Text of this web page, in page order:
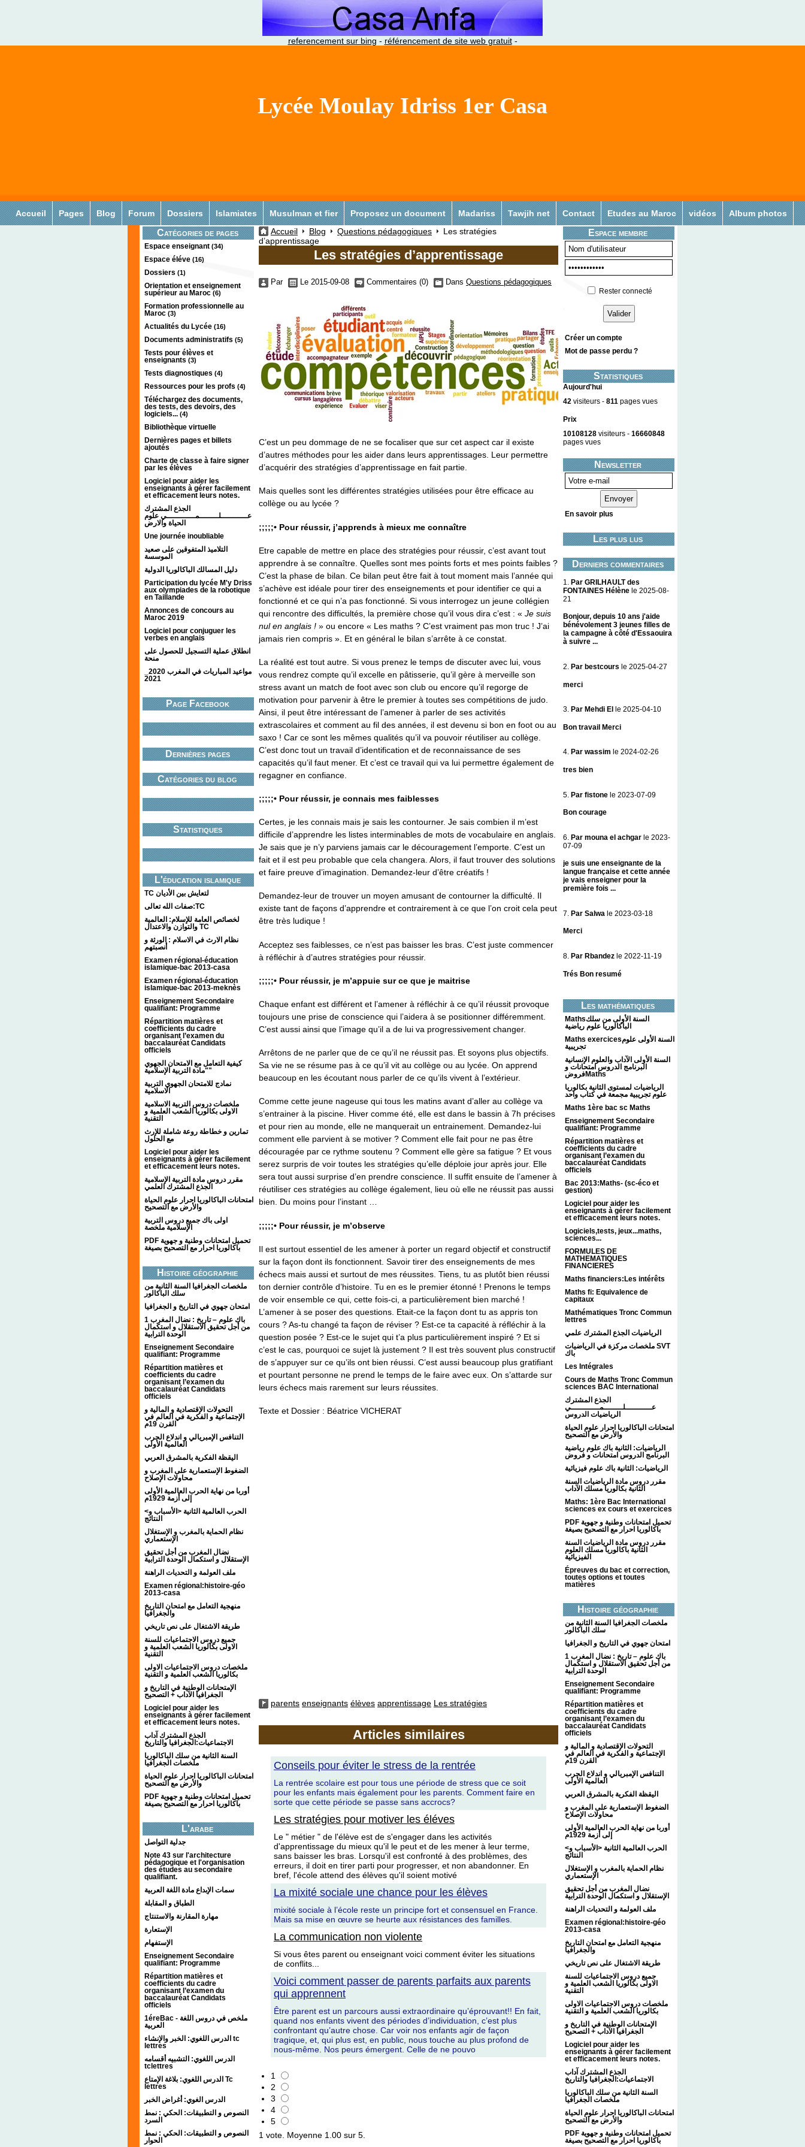
referencement sur bing - référencement de site web gratuit-
Lycée Moulay Idriss 1er Casa
Accueil Pages Blog Forum Dossiers Islamiates Musulman et fier Proposez un document Madariss Tawjih net Contact Etudes au Maroc vidéos Album photos
Catégories de pages
Espace enseignant (34)
Espace éléve (16)
Dossiers (1)
Orientation et enseignement
supérieur au Maroc (6)
Formation professionnelle au
Maroc (3)
Actualités du Lycée (16)
Documents administratifs (5)
Tests pour élèves et
enseignants (3)
Tests diagnostiques (4)
Ressources pour les profs (4)
Téléchargez des documents,
des tests, des devoirs, des
logiciels... (4)
Bibliothèque virtuelle
Dernières pages et billets
ajoutés
Charte de classe à faire signer
par les élèves
Logiciel pour aider les
enseignants à gérer facilement
et efficacement leurs notes.
الجذع المشترك
عـــــــــــلــــــــمــــــــــــي علوم
الحياة والارض
Une journée inoubliable
التلاميذ المتفوقين على صعيد
الموسسة
دليل المسالك الباكالوريا الدولية
Participation du lycée M'y Driss
aux olympiades de la robotique
en Taillande
Annonces de concours au
Maroc 2019
Logiciel pour conjuguer les
verbes en anglais
انطلاق عملية التسجيل للحصول على
منحة
2021
Page Facebook
Dernières pages
Catégories du blog
Statistiques
L'éducation islamique
TC لتعايش بين الأديان
صفات الله تعالى:TC
لخصائص العامة للإسلام: العالمية
والتوازن والاعتدال TC
نظام الارث في الاسلام : الورثة و
أنصبتهم
Examen régional-éducation
islamique-bac 2013-casa
Examen régional-éducation
islamique-bac 2013-meknès
Enseignement Secondaire
qualifiant: Programme
Répartition matières et
coefficients du cadre
organisant l’examen du
baccalauréat Candidats
officiels
كيفية التعامل مع الامتحان الجهوي
"مادة التربية الإسلامية"
نمادج للامتحان الجهوي التربية
الاسلامية
ملخصات دروس التربية الاسلامية
الاولى بكالوريا الشعب العلمية و
التقنية
تمارين و خطاطة روعة شاملة للإرث
مع الحلول
Logiciel pour aider les
enseignants à gérer facilement
et efficacement leurs notes.
مقرر دروس مادة التربية الإسلامية
الجذع المشترك العلمي
امتحانات الباكالوريا احرار علوم الحياة
والأرض مع التصحيح
اولى باك جميع دروس التربية
الإسلامية ملخصة
PDF تحميل امتحانات وطنية و جهوية
باكالوريا احرار مع التصحيح بصيغة
Histoire géographie
ملخصات الجغرافيا السنة الثانية من
سلك الباكالور
امتحان جهوي في التاريخ و الجغرافيا
1 باك علوم – تاريخ : نضال المغرب
من أجل تحقيق الاستقلال و استكمال
الوحدة الترابية
Enseignement Secondaire
qualifiant: Programme
Répartition matières et
coefficients du cadre
organisant l’examen du
baccalauréat Candidats
officiels
التحولات الإقتصادية و المالية و
الإجتماعية و الفكرية في العالم في
القرن 19م
التنافس الإمبريالي و اندلاع الحرب
العالمية الأولى
اليقظة الفكرية بالمشرق العربي
الضغوط الإستعمارية على المغرب و
محاولات الإصلاح
أوربا من نهاية الحرب العالمية الأولى
إلى أزمة 1929م
<الحرب العالمية الثانية <الأسباب و
النتائج
نظام الحماية بالمغرب و الإستغلال
الإستعماري
نضال المغرب من أجل تحقيق
الإستقلال و استكمال الوحدة الترابية
ملف العولمة و التحديات الراهنة
Examen régional:histoire-géo
2013-casa
منهجية التعامل مع امتحان التاريخ
والجغرافيا
طريقة الاشتغال على نص تاريخي
جميع دروس الاجتماعيات للسنة
الاولى بكالوريا الشعب العلمية و
التقنية
ملخصات دروس الاجتماعيات الاولى
بكالوريا الشعب العلمية و التقنية
الإمتحانات الوطنية في التاريخ و
الجغرافيا الآداب + التصحيح
Logiciel pour aider les
enseignants à gérer facilement
et efficacement leurs notes.
الجذع المشترك آداب
الاجتماعيات:الجغرافيا والتاريخ
السنة الثانية من سلك الباكالوريا
ملخصات الجغرافيا
امتحانات الباكالوريا احرار علوم الحياة
والأرض مع التصحيح
PDF تحميل امتحانات وطنية و جهوية
باكالوريا احرار مع التصحيح بصيغة
L'arabe
جدلية التواصل
Note 43 sur l'architecture
pédagogique et l'organisation
des études au secondaire
qualifiant.
سمات الإبداع مادة اللغة العربية
الطباق و المقابلة
مهارة المقارنة والاستنتاج
الإستعارة
الإستفهام
Enseignement Secondaire
qualifiant: Programme
Répartition matières et
coefficients du cadre
organisant l’examen du
baccalauréat Candidats
officiels
1éreBac - ملخص في دروس اللغة
العربية
الدرس اللغوي: الخبر والإنشاء tc
lettres
الدرس اللغوي: التشبيه أقسامه
tclettres
الدرس اللغوي: بلاغة الإمتاع Tc
lettres
الدرس الغوي: أغراض الخبر
النصوص و التطبيقات: الحكي : نمط
السرد
النصوص و التطبيقات: الحكي : نمط
الحوار
Espace membre
Rester connecté
Créer un compte
Mot de passe perdu ?
Statistiques
Aujourd'hui
42 visiteurs - 811 pages vues
Prix
10108128 visiteurs - 16660848
pages vues
Newsletter
En savoir plus
Les plus lus
Derniers commentaires
1.
Par GRILHAULT des
FONTAINES Hélène le 2025-08-
21
Bonjour, depuis 10 ans j'aide
bénévolement 3 jeunes filles de
la campagne à côté d'Essaouira
à suivre ...
2. Par bestcours le 2025-04-27
merci
3. Par Mehdi El le 2025-04-10
Bon travail Merci
4. Par wassim le 2024-02-26
tres bien
5. Par fistone le 2023-07-09
Bon courage
6. Par mouna el achgar le 2023-
07-09
je suis une enseignante de la
langue française et cette année
je vais enseigner pour la
première fois ...
7. Par Salwa le 2023-03-18
Merci
8. Par Rbandez le 2022-11-19
Trés Bon resumé
Les mathématiques
Mathsالسنة الأولى من سلك
الباكالوريا علوم رياضية
Maths exercicesالسنة الأولى علوم
تجريبية
السنة الأولى الآداب والعلوم الإنسانية
البرنامج الدروس امتحانات و
فروضMaths
الرياضيات لمستوى الثانية بكالوريا
علوم تجريبية مجمعة في كتاب واحد
Maths 1ère bac sc Maths
Enseignement Secondaire
qualifiant: Programme
Répartition matières et
coefficients du cadre
organisant l’examen du
baccalauréat Candidats
officiels
Bac 2013:Maths- (sc-éco et
gestion)
Logiciel pour aider les
enseignants à gérer facilement
et efficacement leurs notes.
Logiciels,tests, jeux...maths,
sciences...
FORMULES DE
MATHEMATIQUES
FINANCIERES
Maths financiers:Les intérêts
Maths fi: Equivalence de
capitaux
Mathématiques Tronc Commun
lettres
الرياضيات الجذع المشترك علمي
ملخصات مركزة في الرياضيات SVT
باك
Les Intégrales
Cours de Maths Tronc Commun
sciences BAC International
الجذع المشترك
عـــــــــــلــــــــمــــــــــــي
الرياضيات الدروس
امتحانات الباكالوريا احرار علوم الحياة
والأرض مع التصحيح
الرياضيات: الثانية باك علوم رياضية
البرنامج الدروس امتحانات و فروض
الرياضيات: الثانية باك علوم فيزيائية
مقرر دروس مادة الرياضيات السنة
الثانية بكالوريا مسلك الآداب
Maths: 1ère Bac International
sciences ex cours et exercices
PDF تحميل امتحانات وطنية و جهوية
باكالوريا احرار مع التصحيح بصيغة
مقرر دروس مادة الرياضيات السنة
الثانية باكالوريا مسلك العلوم
الفيزيائية
Épreuves du bac et correction,
toutes options et toutes
matières
Histoire géographie
ملخصات الجغرافيا السنة الثانية من
سلك الباكالور
امتحان جهوي في التاريخ و الجغرافيا
1 باك علوم – تاريخ : نضال المغرب
من أجل تحقيق الاستقلال و استكمال
الوحدة الترابية
Enseignement Secondaire
qualifiant: Programme
Répartition matières et
coefficients du cadre
organisant l’examen du
baccalauréat Candidats
officiels
التحولات الإقتصادية و المالية و
الإجتماعية و الفكرية في العالم في
القرن 19م
التنافس الإمبريالي و اندلاع الحرب
العالمية الأولى
اليقظة الفكرية بالمشرق العربي
الضغوط الإستعمارية على المغرب و
محاولات الإصلاح
أوربا من نهاية الحرب العالمية الأولى
إلى أزمة 1929م
<الحرب العالمية الثانية <الأسباب و
النتائج
نظام الحماية بالمغرب و الإستغلال
الإستعماري
نضال المغرب من أجل تحقيق
الإستقلال و استكمال الوحدة الترابية
ملف العولمة و التحديات الراهنة
Examen régional:histoire-géo
2013-casa
منهجية التعامل مع امتحان التاريخ
والجغرافيا
طريقة الاشتغال على نص تاريخي
جميع دروس الاجتماعيات للسنة
الاولى بكالوريا الشعب العلمية و
التقنية
ملخصات دروس الاجتماعيات الاولى
بكالوريا الشعب العلمية و التقنية
الإمتحانات الوطنية في التاريخ و
الجغرافيا الآداب + التصحيح
Logiciel pour aider les
enseignants à gérer facilement
et efficacement leurs notes.
الجذع المشترك آداب
الاجتماعيات:الجغرافيا والتاريخ
السنة الثانية من سلك الباكالوريا
ملخصات الجغرافيا
امتحانات الباكالوريا احرار علوم الحياة
والأرض مع التصحيح
PDF تحميل امتحانات وطنية و جهوية
باكالوريا احرار مع التصحيح بصيغة
Accueil Blog Questions pédagogiques
Les stratégies
d’apprentissage
Les stratégies d’apprentissage
Par Le 2015-09-08 Commentaires (0) Dans Questions pédagogiques
C’est un peu dommage de ne se focaliser que sur cet aspect car il existe
d’autres méthodes pour les aider dans leurs apprentissages. Leur permettre
d’acquérir des stratégies d’apprentissage en fait partie.
Mais quelles sont les différentes stratégies utilisées pour être efficace au
collège ou au lycée ?
;;;;;• Pour réussir, j’apprends à mieux me connaître
Etre capable de mettre en place des stratégies pour réussir, c’est avant tout
apprendre à se connaître. Quelles sont mes points forts et mes points faibles ?
C’est la phase de bilan. Ce bilan peut être fait à tout moment mais l’année qui
s’achève est idéale pour tirer des enseignements et pour identifier ce qui a
fonctionné et ce qui n’a pas fonctionné. Si vous interrogez un jeune collégien
qui rencontre des difficultés, la première chose qu’il vous dira c’est : « Je suis
nul en anglais ! » ou encore « Les maths ? C’est vraiment pas mon truc ! J’ai
jamais rien compris ». Et en général le bilan s’arrête à ce constat.
La réalité est tout autre. Si vous prenez le temps de discuter avec lui, vous
vous rendrez compte qu’il excelle en pâtisserie, qu’il gère à merveille son
stress avant un match de foot avec son club ou encore qu’il regorge de
motivation pour parvenir à être le premier à toutes ses compétitions de judo.
Ainsi, il peut être intéressant de l’amener à parler de ses activités
extrascolaires et comment au fil des années, il est devenu si bon en foot ou au
saxo ! Car ce sont les mêmes qualités qu’il va pouvoir réutiliser au collège.
C’est donc tout un travail d’identification et de reconnaissance de ses
capacités qu’il faut mener. Et c’est ce travail qui va lui permettre également de
regagner en confiance.
;;;;;• Pour réussir, je connais mes faiblesses
Certes, je les connais mais je sais les contourner. Je sais combien il m’est
difficile d’apprendre les listes interminables de mots de vocabulaire en anglais.
Je sais que je n’y parviens jamais car le découragement l’emporte. C’est un
fait et il est peu probable que cela changera. Alors, il faut trouver des solutions
et faire preuve d’imagination. Demandez-leur d’être créatifs !
Demandez-leur de trouver un moyen amusant de contourner la difficulté. Il
existe tant de façons d’apprendre et contrairement à ce que l’on croit cela peut
être très ludique !
Acceptez ses faiblesses, ce n’est pas baisser les bras. C’est juste commencer
à réfléchir à d’autres stratégies pour réussir.
;;;;;• Pour réussir, je m’appuie sur ce que je maitrise
Chaque enfant est différent et l’amener à réfléchir à ce qu’il réussit provoque
toujours une prise de conscience qui l’aidera à se positionner différemment.
C’est aussi ainsi que l’image qu’il a de lui va progressivement changer.
Arrêtons de ne parler que de ce qu’il ne réussit pas. Et soyons plus objectifs.
Sa vie ne se résume pas à ce qu’il vit au collège ou au lycée. On apprend
beaucoup en les écoutant nous parler de ce qu’ils vivent à l’extérieur.
Comme cette jeune nageuse qui tous les matins avant d’aller au collège va
s’entrainer à la piscine. Hiver comme été, elle est dans le bassin à 7h précises
et pour rien au monde, elle ne manquerait un entrainement. Demandez-lui
comment elle parvient à se motiver ? Comment elle fait pour ne pas être
découragée par ce rythme soutenu ? Comment elle gère sa fatigue ? Et vous
serez surpris de voir toutes les stratégies qu’elle déploie jour après jour. Elle
sera tout aussi surprise d’en prendre conscience. Il suffit ensuite de l’amener à
réutiliser ces stratégies au collège également, lieu où elle ne réussit pas aussi
bien. Du moins pour l’instant …
;;;;;• Pour réussir, je m’observe
Il est surtout essentiel de les amener à porter un regard objectif et constructif
sur la façon dont ils fonctionnent. Savoir tirer des enseignements de mes
échecs mais aussi et surtout de mes réussites. Tiens, tu as plutôt bien réussi
ton dernier contrôle d’histoire. Tu en es le premier étonné ! Prenons le temps
de voir ensemble ce qui, cette fois-ci, a particulièrement bien marché !
L’amener à se poser des questions. Etait-ce la façon dont tu as appris ton
cours ? As-tu changé ta façon de réviser ? Est-ce ta capacité à réfléchir à la
question posée ? Est-ce le sujet qui t’a plus particulièrement inspiré ? Et si
c’est le cas, pourquoi ce sujet là justement ? Il est très souvent plus constructif
de s’appuyer sur ce qu’ils ont bien réussi. C’est aussi beaucoup plus gratifiant
et pourtant personne ne prend le temps de le faire avec eux. On s’attarde sur
leurs échecs mais rarement sur leurs réussites.
Texte et Dossier : Béatrice VICHERAT
parents enseignants élèves apprentissage Les stratégies
Articles similaires
Conseils pour éviter le stress de la rentrée
La rentrée scolaire est pour tous une période de stress que ce soit
pour les enfants mais également pour les parents. Comment faire en
sorte que cette période se passe sans accrocs?
Les stratégies pour motiver les éléves
Le " métier " de l'élève est de s'engager dans les activités
d'apprentissage du mieux qu'il le peut et de les mener à leur terme,
sans baisser les bras. Lorsqu'il est confronté à des problèmes, des
erreurs, il doit en tirer parti pour progresser, et non abandonner. En
bref, l'école attend des élèves qu'il soient motivé
La mixité sociale une chance pour les élèves
mixité sociale à l’école reste un principe fort et consensuel en France.
Mais sa mise en œuvre se heurte aux résistances des familles.
La communication non violente
Si vous êtes parent ou enseignant voici comment éviter les situations
de conflits...
Voici comment passer de parents parfaits aux parents
qui apprennent
Être parent est un parcours aussi extraordinaire qu’éprouvant!! En fait,
quand nos enfants vivent des périodes d’individuation, c’est plus
confrontant qu’autre chose. Car voir nos enfants agir de façon
tragique, et, qui plus est, en public, nous touche au plus profond de
nous-même. Nos peurs émergent. Celle de ne pouvo
1
2
3
4
5
1 vote. Moyenne 1.00 sur 5.